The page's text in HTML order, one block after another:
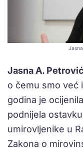
Jasna A. Petrović
o čemu smo već
godina je
podnijela
umirovljenike u
Zakona o